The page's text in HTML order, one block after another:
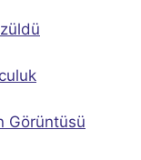
Görüntüsü